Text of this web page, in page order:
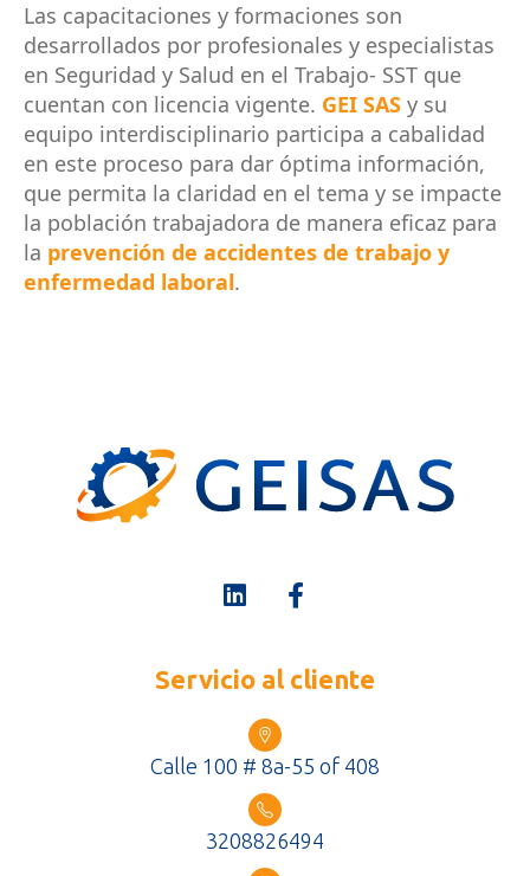
Las capacitaciones y formaciones son
desarrollados por profesionales y especialistas
en Seguridad y Salud en el Trabajo- SST que
cuentan con licencia vigente. GEI SAS y su
equipo interdisciplinario participa a cabalidad
en este proceso para dar óptima información,
que permita la claridad en el tema y se impacte
la población trabajadora de manera eficaz para
la prevención de accidentes de trabajo y
enfermedad laboral.
Servicio al cliente
Calle 100 # 8a-55 of 408
3208826494